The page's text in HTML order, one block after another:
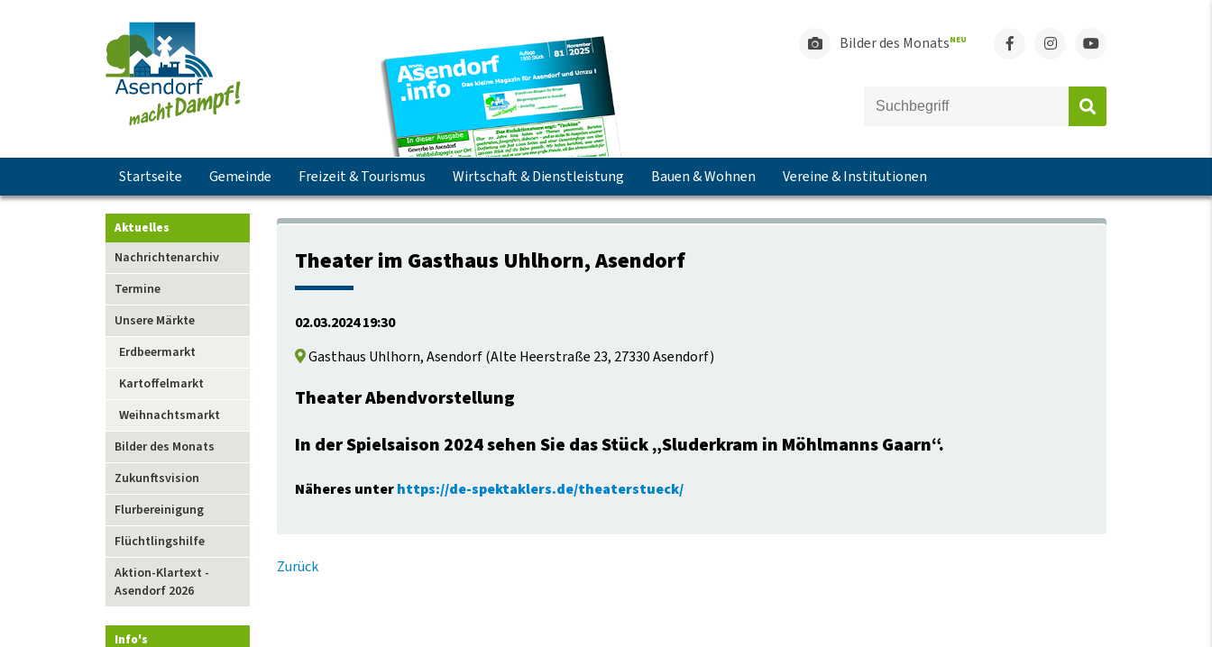
Jetzt herunterladen & lesen!
Bilder des MonatsNEU
Navigation
überspringen
Startseite Gemeinde Freizeit & Tourismus Wirtschaft & Dienstleistung Bauen & Wohnen Vereine & Institutionen
Aktuelles
Navigation
überspringen
Nachrichtenarchiv
Termine
Unsere Märkte
Erdbeermarkt
Kartoffelmarkt
Weihnachtsmarkt
Bilder des Monats
Zukunftsvision
Flurbereinigung
Flüchtlingshilfe
Aktion-Klartext -
Asendorf 2026
Info's
Theater im Gasthaus Uhlhorn, Asendorf
02.03.2024 19:30
Gasthaus Uhlhorn, Asendorf(Alte Heerstraße 23, 27330 Asendorf)
Theater Abendvorstellung
In der Spielsaison 2024 sehen Sie das Stück „Sluderkram in Möhlmanns Gaarn“.
Näheres unterhttps://de-spektaklers.de/theaterstueck/
Zurück